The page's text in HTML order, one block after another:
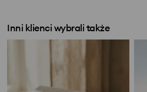
Inni klienci wybrali także